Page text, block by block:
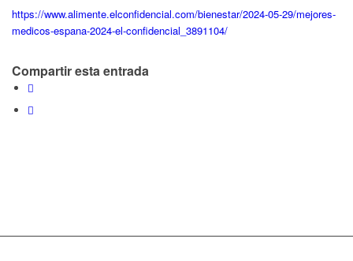
https://www.alimente.elconfidencial.com/bienestar/2024-05-29/mejores-
medicos-espana-2024-el-confidencial_3891104/
Compartir esta entrada